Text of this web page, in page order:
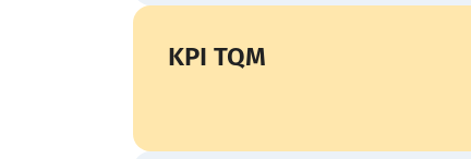
KPI TQM